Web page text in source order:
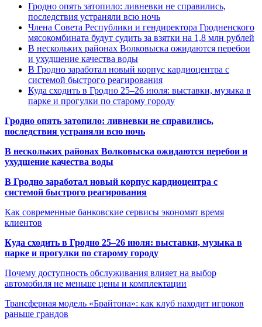
Гродно опять затопило: ливневки не справились,
последствия устраняли всю ночь
Члена Совета Республики и гендиректора Гродненского
мясокомбината будут судить за взятки на 1,8 млн рублей
В нескольких районах Волковыска ожидаются перебои
и ухудшение качества воды
В Гродно заработал новый корпус кардиоцентра с
системой быстрого реагирования
Куда сходить в Гродно 25–26 июля: выставки, музыка в
парке и прогулки по старому городу
Гродно опять затопило: ливневки не справились,
последствия устраняли всю ночь
В нескольких районах Волковыска ожидаются перебои и
ухудшение качества воды
В Гродно заработал новый корпус кардиоцентра с
системой быстрого реагирования
Как современные банковские сервисы экономят время
клиентов
Куда сходить в Гродно 25–26 июля: выставки, музыка в
парке и прогулки по старому городу
Почему доступность обслуживания влияет на выбор
автомобиля не меньше цены и комплектации
Трансферная модель «Брайтона»: как клуб находит игроков
раньше грандов